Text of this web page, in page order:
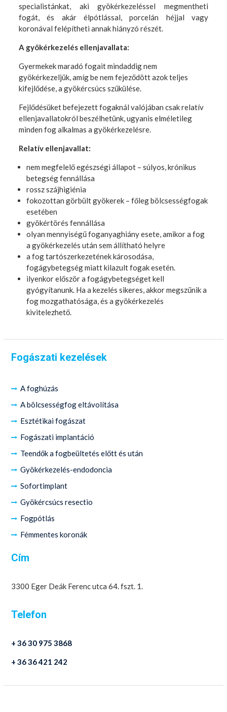
specialistánkat, aki gyökérkezeléssel megmentheti
fogát, és akár élpótlással, porcelán héjjal vagy
koronával felépítheti annak hiányzó részét.
A gyökérkezelés ellenjavallata:
Gyermekek maradó fogait mindaddig nem
gyökérkezeljük, amíg be nem fejeződött azok teljes
kifejlődése, a gyökércsúcs szűkülése.
Fejlődésüket befejezett fogaknál valójában csak relatív
ellenjavallatokról beszélhetünk, ugyanis elméletileg
minden fog alkalmas a gyökérkezelésre.
Relatív ellenjavallat:
nem megfelelő egészségi állapot – súlyos, krónikus
betegség fennállása
rossz szájhigiénia
fokozottan görbült gyökerek – főleg bölcsességfogak
esetében
gyökértörés fennállása
olyan mennyiségű foganyaghiány esete, amikor a fog
a gyökérkezelés után sem állítható helyre
a fog tartószerkezetének károsodása,
fogágybetegség miatt kilazult fogak esetén.
ilyenkor először a fogágybetegséget kell
gyógyítanunk. Ha a kezelés sikeres, akkor megszűnik a
fog mozgathatósága, és a gyökérkezelés
kivitelezhető.
Fogászati kezelések
A foghúzás
A bölcsességfog eltávolítása
Esztétikai fogászat
Fogászati implantáció
Teendők a fogbeültetés előtt és után
Gyökérkezelés-endodoncia
Sofortimplant
Gyökércsúcs resectio
Fogpótlás
Fémmentes koronák
Cím
3300 Eger Deák Ferenc utca 64. fszt. 1.
Telefon
+ 36 30 975 3868
+ 36 36 421 242